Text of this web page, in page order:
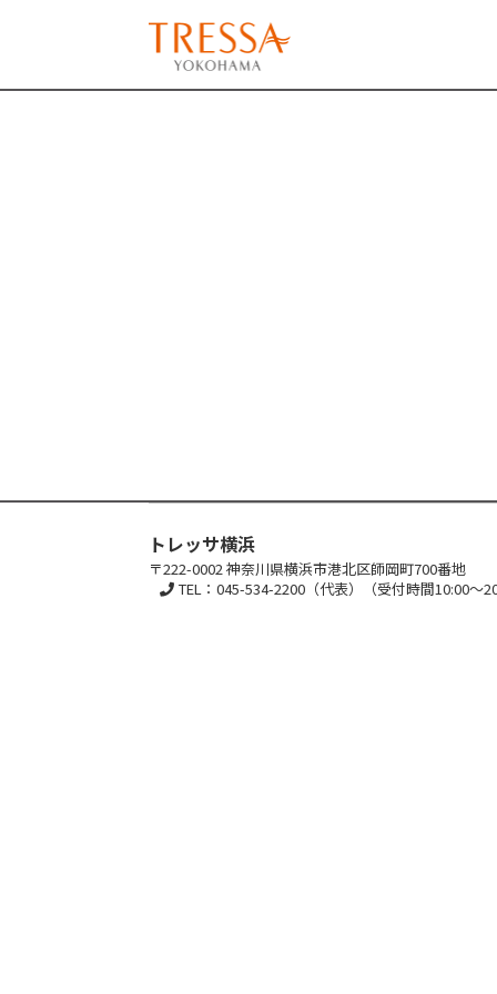
トレッサ横浜
〒222-0002 神奈川県横浜市港北区師岡町700番地
TEL：045-534-2200（代表）（受付時間10:00～